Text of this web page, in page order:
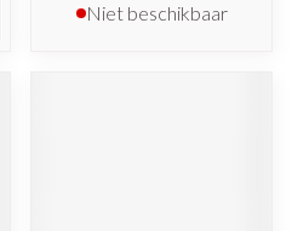
Niet beschikbaar